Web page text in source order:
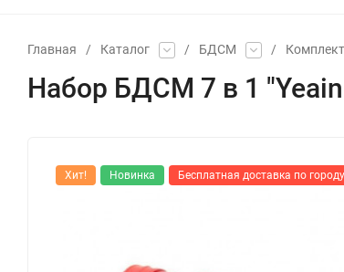
Главная / Каталог / БДСМ /
Набор БДСМ 7 в 1
Хит! Новинка Бесплатная доставка по